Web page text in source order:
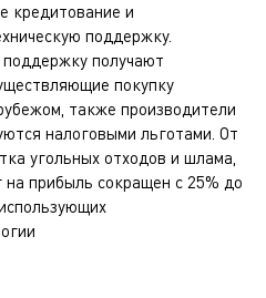
кредитование и
поддержку.
получают
покупку
также производители
налоговыми льготами. От
угольных отходов и шлама,
на прибыль сокращен c 25% до